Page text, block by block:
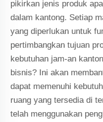
pikirkan jenis produk
dalam kantong. Setiap
yang diperlukan untuk
pertimbangkan tujuan
kebutuhan jam-an
bisnis? Ini akan
dapat memenuhi
ruang yang tersedia di
telah menggunakan